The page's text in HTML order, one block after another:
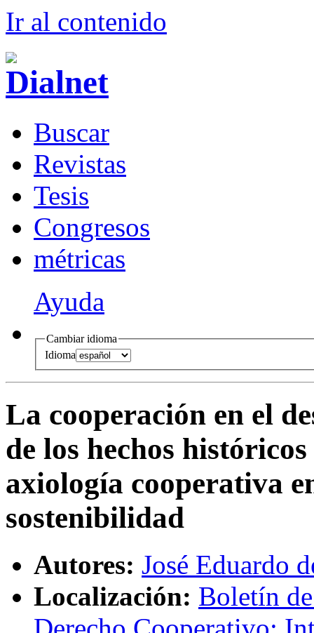
Ir al contenido
Buscar
Revistas
Tesis
Congresos
métricas
Ayuda
Cambiar idioma
Idioma
La cooperación en el
de los hechos
axiología cooperativa
sostenibilidad
Autores: José Eduardo
Localización: Boletín